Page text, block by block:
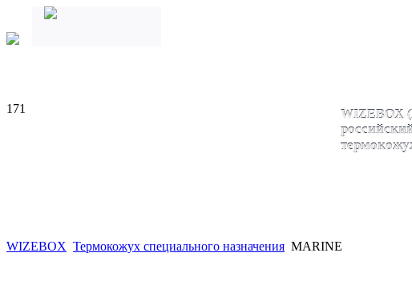
171
WIZEBOX
WIZEBOX Термокожух специального назначения MARINE